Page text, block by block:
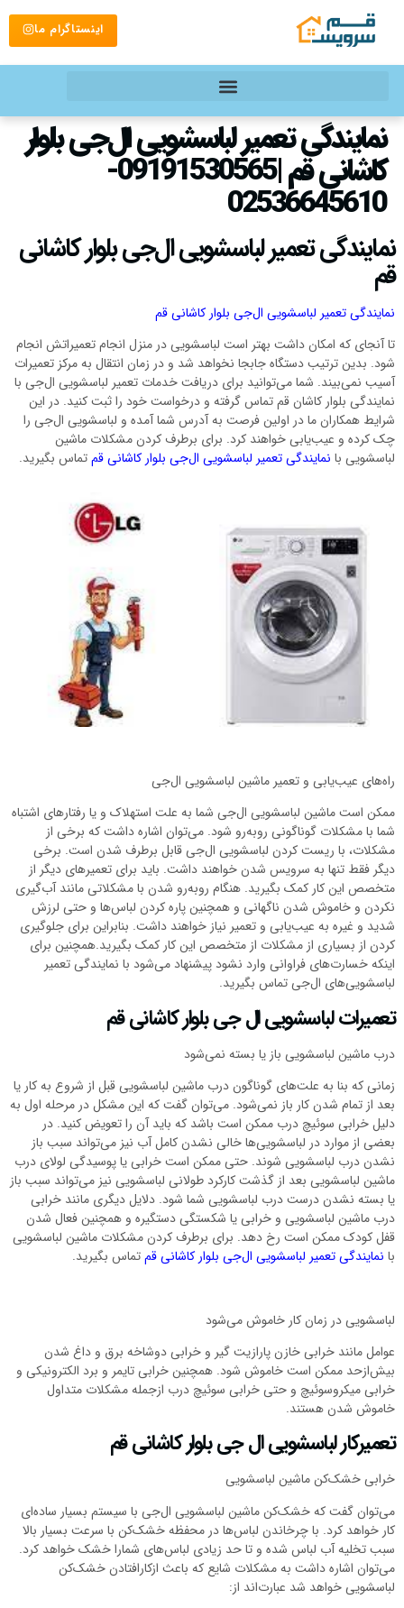
اینستاگرام ما
نمایندگی تعمیر لباسشویی ال‌جی بلوار
کاشانی قم |09191530565-
02536645610
نمایندگی تعمیر لباسشویی ال‌جی بلوار کاشانی
قم
نمایندگی تعمیر لباسشویی ال‌جی بلوار کاشانی قم
تا آنجای که امکان داشت بهتر است لباسشویی در منزل انجام تعمیراتش انجام
شود. بدین ترتیب دستگاه جابجا نخواهد شد و در زمان انتقال به مرکز تعمیرات
آسیب نمی‌بیند. شما می‌توانید برای دریافت خدمات تعمیر لباسشویی ال‌جی با
نمایندگی بلوار کاشان قم تماس گرفته و درخواست خود را ثبت کنید. در این
شرایط همکاران ما در اولین فرصت به آدرس شما آمده و لباسشویی ال‌جی را
چک کرده و عیب‌یابی خواهند کرد. برای برطرف کردن مشکلات ماشین
لباسشویی با نمایندگی تعمیر لباسشویی ال‌جی بلوار کاشانی قمتماس بگیرید.
راه‌های عیب‌یابی و تعمیر ماشین لباسشویی ال‌جی
ممکن است ماشین لباسشویی ال‌جی شما به علت استهلاک و یا رفتارهای اشتباه
شما با مشکلات گوناگونی روبه‌رو شود. می‌توان اشاره داشت که برخی از
مشکلات، با ریست کردن لباسشویی ال‌جی قابل برطرف شدن است. برخی
دیگر فقط تنها به سرویس شدن خواهند داشت. باید برای تعمیرهای دیگر از
متخصص این کار کمک بگیرید. هنگام روبه‌رو شدن با مشکلاتی مانند آب‌گیری
نکردن و خاموش شدن ناگهانی و همچنین پاره کردن لباس‌ها و حتی لرزش
شدید و غیره به عیب‌یابی و تعمیر نیاز خواهند داشت. بنابراین برای جلوگیری
کردن از بسیاری از مشکلات از متخصص این کار کمک بگیرید.همچنین برای
اینکه خسارت‌های فراوانی وارد نشود پیشنهاد می‌شود با نمایندگی تعمیر
لباسشویی‌های ال‌جی تماس بگیرید.
تعمیرات لباسشویی ال جی بلوار کاشانی قم
درب ماشین لباسشویی باز یا بسته نمی‌شود
زمانی که بنا به علت‌های گوناگون درب ماشین لباسشویی قبل از شروع به کار یا
بعد از تمام شدن کار باز نمی‌شود. می‌توان گفت که این مشکل در مرحله اول به
دلیل خرابی سوئیچ درب ممکن است باشد که باید آن را تعویض کنید. در
بعضی از موارد در لباسشویی‌ها خالی نشدن کامل آب نیز می‌تواند سبب باز
نشدن درب لباسشویی شوند. حتی ممکن است خرابی یا پوسیدگی لولای درب
ماشین لباسشویی بعد از گذشت کارکرد طولانی لباسشویی نیز می‌تواند سبب باز
یا بسته نشدن درست درب لباسشویی شما شود. دلایل دیگری مانند خرابی
درب ماشین لباسشویی و خرابی یا شکستگی دستگیره و همچنین فعال شدن
قفل کودک ممکن است رخ دهد. برای برطرف کردن مشکلات ماشین لباسشویی
با نمایندگی تعمیر لباسشویی ال‌جی بلوار کاشانی قمتماس بگیرید.
لباسشویی در زمان کار خاموش می‌شود
عوامل مانند خرابی خازن پارازیت گیر و خرابی دوشاخه برق و داغ شدن
بیش‌ازحد ممکن است خاموش شود. همچنین خرابی تایمر و برد الکترونیکی و
خرابی میکروسوئیچ و حتی خرابی سوئیچ درب ازجمله مشکلات متداول
خاموش شدن هستند.
تعمیرکار لباسشویی ال جی بلوار کاشانی قم
خرابی خشک‌کن ماشین لباسشویی
می‌توان گفت که خشک‌کن ماشین لباسشویی ال‌جی با سیستم بسیار ساده‌ای
کار خواهد کرد. با چرخاندن لباس‌ها در محفظه خشک‌کن با سرعت بسیار بالا
سبب تخلیه آب لباس شده و تا حد زیادی لباس‌های شمارا خشک خواهد کرد.
می‌توان اشاره داشت به مشکلات شایع که باعث ازکارافتادن خشک‌کن
لباسشویی خواهد شد عبارت‌اند از: